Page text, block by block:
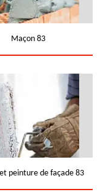
Maçon 83
peinture de façade 83